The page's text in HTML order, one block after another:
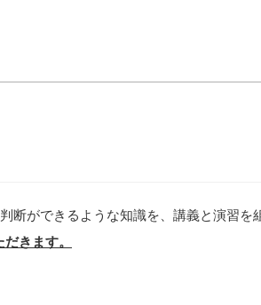
断ができるような知識を、講義と演習を
きます。